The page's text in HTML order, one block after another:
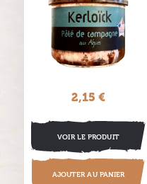
Prix
2,15 €
VOIR LE PRODUIT
AJOUTER AU PANIER